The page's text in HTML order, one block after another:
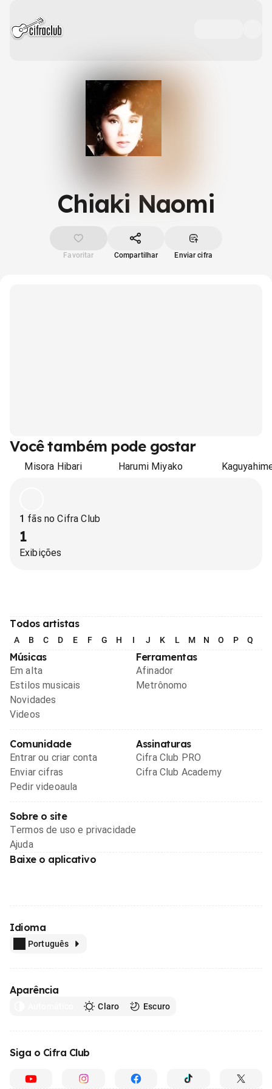
Chiaki Naomi
Favoritar Compartilhar Enviar cifra
Você também pode gostar
Misora Hibari Harumi Miyako
1 fãs no Cifra Club
1
Exibições
Todos artistas
A B C D E F G H I J K L M N O P Q
Músicas
Em alta
Estilos musicais
Novidades
Videos
Ferramentas
Afinador
Metrônomo
Comunidade
Entrar ou criar conta
Enviar cifras
Pedir videoaula
Assinaturas
Cifra Club PRO
Cifra Club Academy
Sobre o site
Termos de uso e privacidade
Ajuda
Baixe o aplicativo
Idioma
Português
Aparência
Claro Escuro
Siga o Cifra Club